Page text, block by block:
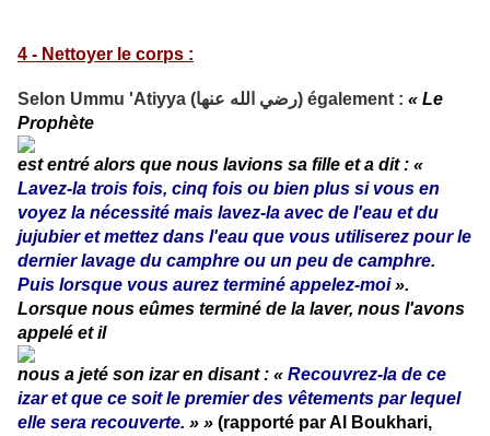
4 - Nettoyer le corps :
Selon Ummu 'Atiyya (رضي الله عنها) également : « Le
Prophète
est entré alors que nous lavions sa fille et a dit : «
Lavez-la trois fois, cinq fois ou bien plus si vous en
voyez la nécessité mais lavez-la avec de l'eau et du
jujubier et mettez dans l'eau que vous utiliserez pour le
dernier lavage du camphre ou un peu de camphre.
Puis lorsque vous aurez terminé appelez-moi».
Lorsque nous eûmes terminé de la laver, nous l'avons
appelé et il
nous a jeté son izar en disant : « Recouvrez-la de ce
izar et que ce soit le premier des vêtements par lequel
elle sera recouverte. » » (rapporté par Al Boukhari,